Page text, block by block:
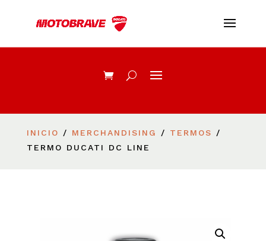
INICIO / MERCHANDISING / TERMOS
/
TERMO DUCATI DC LINE